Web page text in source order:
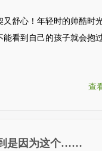
舒心！年轻时的帅酷时
看到自己的孩子就会抱
查
是因为这个……